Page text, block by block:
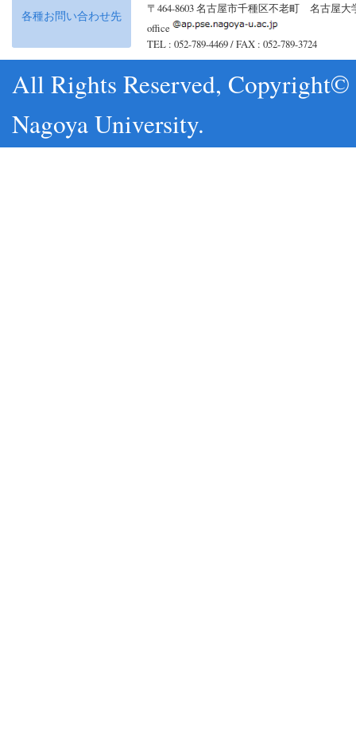
各種お問い合わせ先
〒464-8603 名古屋市千種区不老町 名古屋
office
TEL : 052-789-4469 / FAX : 052-789-3724
All Rights Reserved,
Nagoya University.